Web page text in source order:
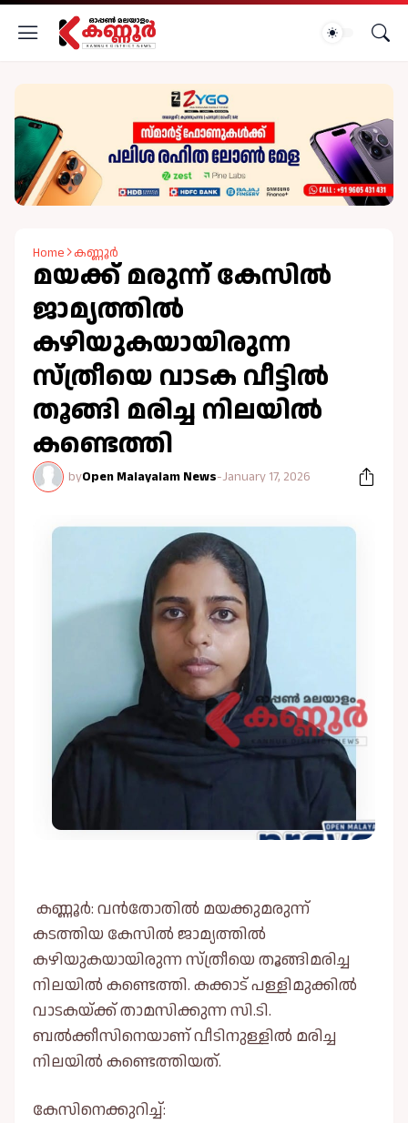
Home കണ്ണൂർ
മയക്ക് മരുന്ന് കേസിൽ
ജാമ്യത്തിൽ
കഴിയുകയായിരുന്ന
സ്ത്രീയെ വാടക വീട്ടിൽ
തൂങ്ങി മരിച്ച നിലയിൽ
കണ്ടെത്തി
byOpen Malayalam News-January 17, 2026
കണ്ണൂർ: വൻതോതിൽ മയക്കുമരുന്ന്
കടത്തിയ കേസിൽ ജാമ്യത്തിൽ
കഴിയുകയായിരുന്ന സ്ത്രീയെ തൂങ്ങിമരിച്ച
നിലയിൽ കണ്ടെത്തി. കക്കാട് പള്ളിമുക്കിൽ
വാടകയ്ക്ക് താമസിക്കുന്ന സി.ടി.
ബൽക്കീസിനെയാണ് വീടിനുള്ളിൽ മരിച്ച
നിലയിൽ കണ്ടെത്തിയത്.
കേസിനെക്കുറിച്ച്: